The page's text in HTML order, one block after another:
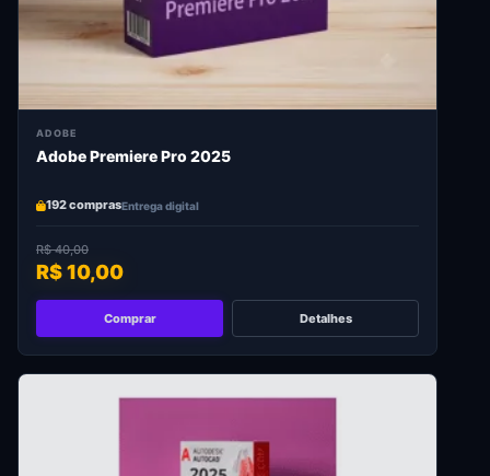
ADOBE
Adobe Premiere Pro 2025
192 comprasEntrega digital
R$ 40,00
R$ 10,00
Comprar Detalhes